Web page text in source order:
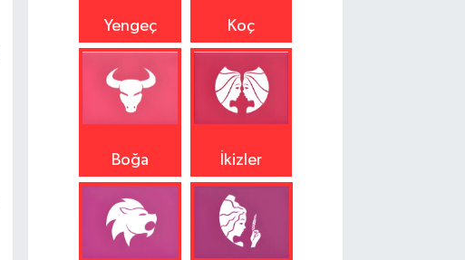
Yengeç Koç
Boğa İkizler